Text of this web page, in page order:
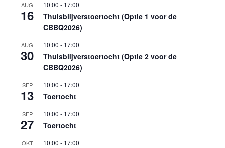
AUG
16
10:00 - 17:00
Thuisblijverstoertocht (Optie 1 voor de
CBBQ2026)
AUG
30
10:00 - 17:00
Thuisblijverstoertocht (Optie 2 voor de
CBBQ2026)
SEP
13
10:00 - 17:00
Toertocht
SEP
27
10:00 - 17:00
Toertocht
OKT 10:00 - 17:00